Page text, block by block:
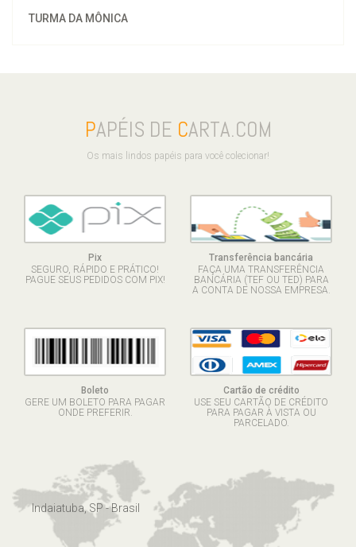
TURMA DA MÔNICA
PAPÉIS DE CARTA.COM
Os mais lindos papéis para você colecionar!
Pix
SEGURO, RÁPIDO E PRÁTICO!
PAGUE SEUS PEDIDOS COM PIX!
Transferência bancária
FAÇA UMA TRANSFERÊNCIA
BANCÁRIA (TEF OU TED) PARA
A CONTA DE NOSSA EMPRESA.
Boleto
GERE UM BOLETO PARA PAGAR
ONDE PREFERIR.
Cartão de crédito
USE SEU CARTÃO DE CRÉDITO
PARA PAGAR À VISTA OU
PARCELADO.
Indaiatuba, SP - Brasil